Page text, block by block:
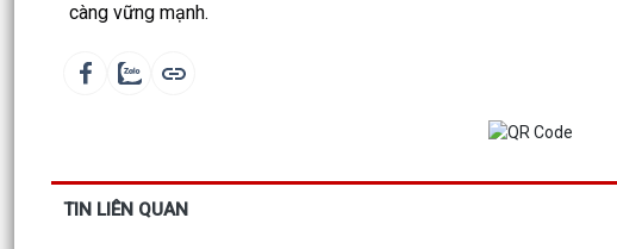
càng vững mạnh.
TIN LIÊN QUAN